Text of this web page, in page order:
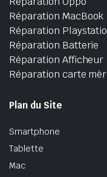
Réparation MacBook
Réparation
Réparation Batterie
Réparation Afficheur
Réparation carte
Plan du Site
Smartphone
Tablette
Mac